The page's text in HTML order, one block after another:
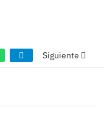
Siguiente